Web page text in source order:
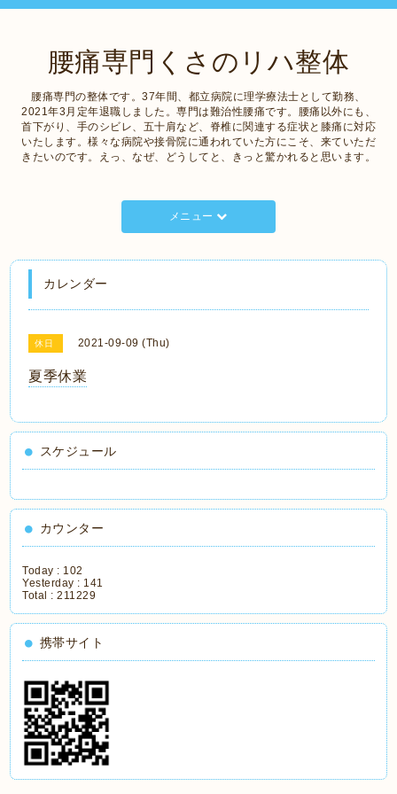
腰痛専門くさのリハ整体
腰痛専門の整体です。37年間、都立病院に理学療法士として勤務、
2021年3月定年退職しました。専門は難治性腰痛です。腰痛以外にも、
首下がり、手のシビレ、五十肩など、脊椎に関連する症状と膝痛に対応
いたします。様々な病院や接骨院に通われていた方にこそ、来ていただ
きたいのです。えっ、なぜ、どうしてと、きっと驚かれると思います。
メニュー
カレンダー
休日 2021-09-09 (Thu)
夏季休業
スケジュール
カウンター
Today : 102
Yesterday : 141
Total :211229
携帯サイト